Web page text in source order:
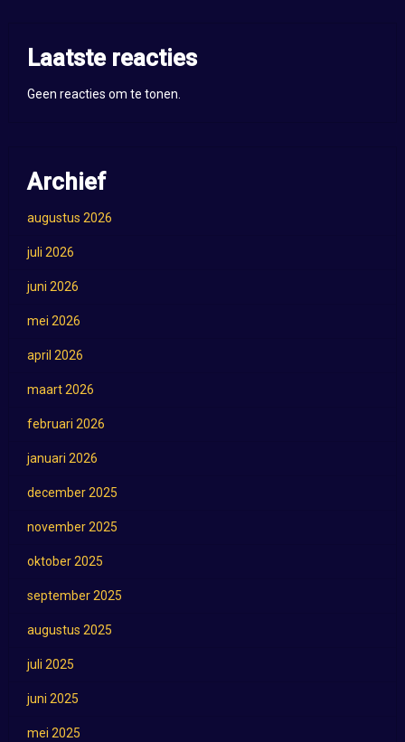
Laatste reacties
Geen reacties om te tonen.
Archief
augustus 2026
juli 2026
juni 2026
mei 2026
april 2026
maart 2026
februari 2026
januari 2026
december 2025
november 2025
oktober 2025
september 2025
augustus 2025
juli 2025
juni 2025
mei 2025